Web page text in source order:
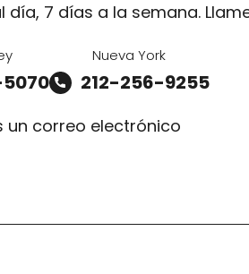
7 días a la semana.
Nueva York
212-256-9255
un correo electrónico